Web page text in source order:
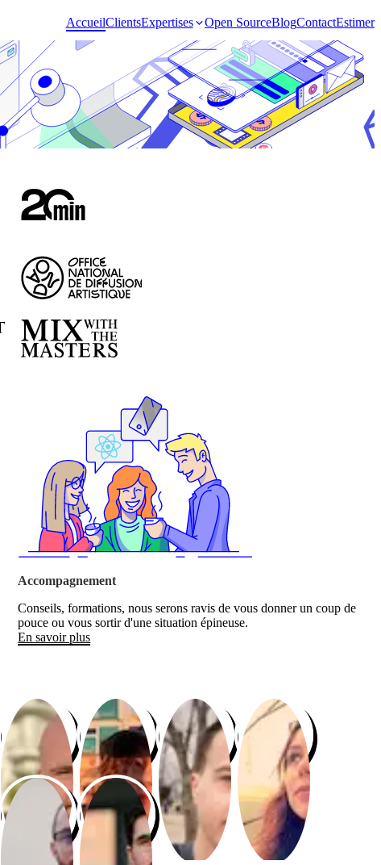
AccueilClientsExpertises Open SourceBlogContactEstimer
Accompagnement
Conseils, formations, nous serons ravis de vous donner un coup de
pouce ou vous sortir d'une situation épineuse.
En savoir plus